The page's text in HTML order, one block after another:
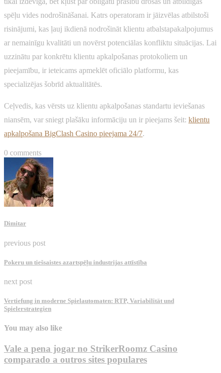
spēļu vides nodrošināšanai. Katrs operatoram ir jāizvēlas atbilstoši
risinājumi, kas ļauj ikdienā nodrošināt klientu atbalstapakalpojumus
ar nemainīgu kvalitāti un novērst potenciālas konfliktu situācijas. Lai
uzzinātu par konkrētu klientu apkalpošanas protokoliem un
pieejamību, ir ieteicams apmeklēt oficiālo platformu, kas
specializējas šobrīd aktualitātēs.
Ceļvedis, kas vērsts uz klientu apkalpošanas standartu ieviešanas
niansēm, var sniegt plašāku informāciju un ir pieejams šeit: klientu
apkalpošana BigClash Casino pieejama 24/7.
0 comments
Dimitar
previous post
Pokeru un tiešsaistes azartspēļu industrijas attīstība
next post
Vertiefung in moderne Spielautomaten: RTP, Variabilität und
Spielerstrategien
You may also like
Vale a pena jogar no StrikerRoomz Casino
comparado a outros sites populares